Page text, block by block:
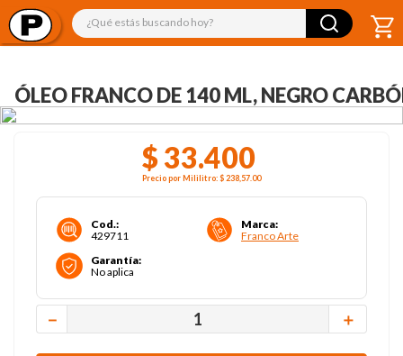
¿Qué estás buscando hoy?
ÓLEO FRANCO DE 140 ML, NEGRO
$ 33.400
Precio porMililitro:$ 238,57.00
Cod.:
429711
Marca:
Franco Arte
Garantía:
No aplica
＋
－